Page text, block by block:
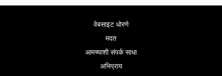
वेबसाइट धोरणे
मदत
आमच्याशी संपर्क साधा
अभिप्राय